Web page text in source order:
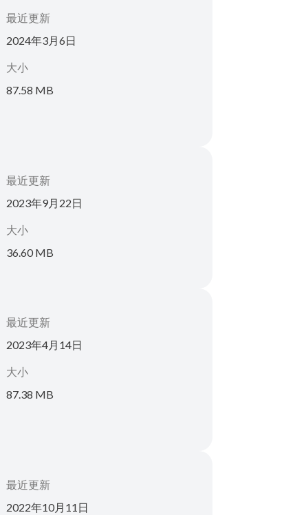
最近更新
2024年3月6日
大小
87.58 MB
最近更新
2023年9月22日
大小
36.60 MB
最近更新
2023年4月14日
大小
87.38 MB
最近更新
2022年10月11日